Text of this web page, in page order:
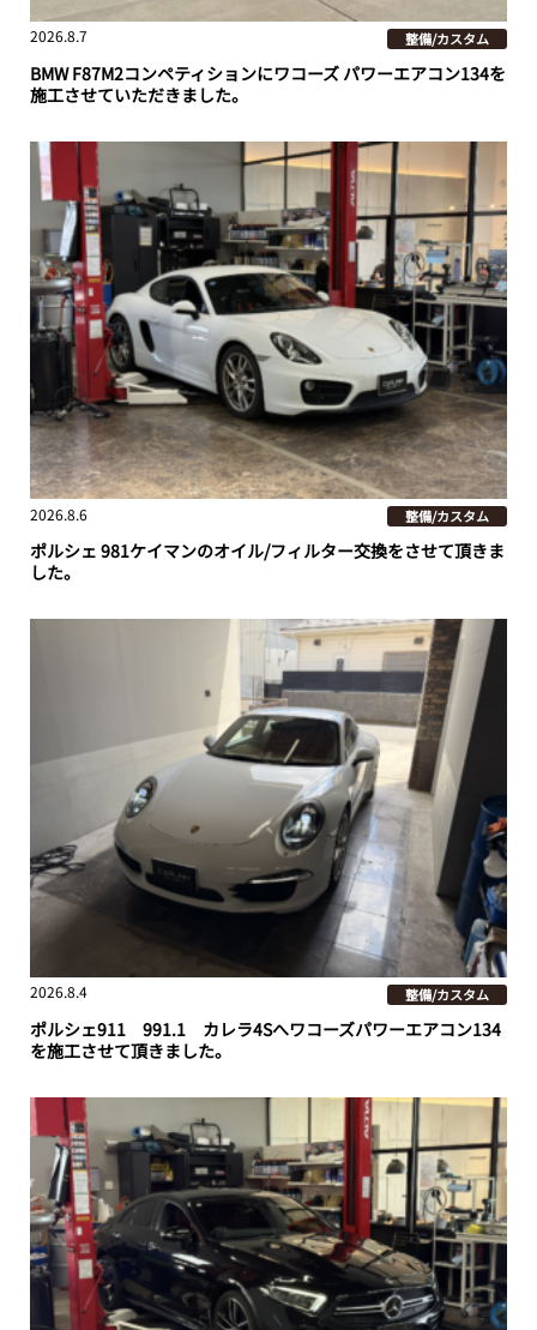
2026.8.7 整備/カスタム
BMW F87M2コンペティションにワコーズ パワーエアコン134を
施工させていただきました。
2026.8.6 整備/カスタム
ポルシェ 981ケイマンのオイル/フィルター交換をさせて頂きま
した。
2026.8.4 整備/カスタム
ポルシェ911 991.1 カレラ4Sへワコーズパワーエアコン134
を施工させて頂きました。